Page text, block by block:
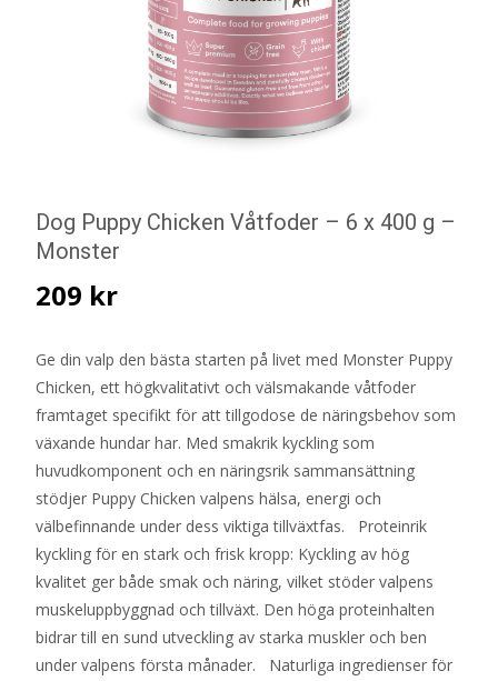
Dog Puppy Chicken Våtfoder – 6 x 400 g –
Monster
209 kr
Ge din valp den bästa starten på livet med Monster Puppy
Chicken, ett högkvalitativt och välsmakande våtfoder
framtaget specifikt för att tillgodose de näringsbehov som
växande hundar har. Med smakrik kyckling som
huvudkomponent och en näringsrik sammansättning
stödjer Puppy Chicken valpens hälsa, energi och
välbefinnande under dess viktiga tillväxtfas. Proteinrik
kyckling för en stark och frisk kropp: Kyckling av hög
kvalitet ger både smak och näring, vilket stöder valpens
muskeluppbyggnad och tillväxt. Den höga proteinhalten
bidrar till en sund utveckling av starka muskler och ben
under valpens första månader. Naturliga ingredienser för